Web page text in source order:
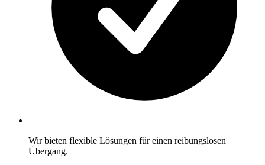
Wir bieten flexible Lösungen für einen reibungslosen
Übergang.